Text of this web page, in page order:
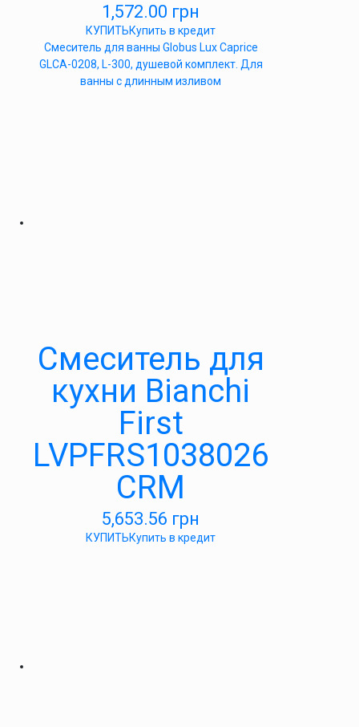
1,572.00 грн
КУПИТЬКупить в кредит
Смеситель для ванны Globus Lux Caprice
GLCA-0208, L-300, душевой комплект. Для
ванны с длинным изливом
Смеситель для
кухни Bianchi
First
LVPFRS1038026
CRM
5,653.56 грн
КУПИТЬКупить в кредит